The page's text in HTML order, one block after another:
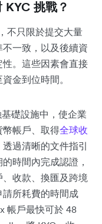
挑戰？
不只限於提交大量
一致，以及後續資
。這些因素會直接
金到位時間。
礎設施中，使企業
帳戶、取得全球收
過清晰的文件指引
時間內完成認證，
收款、換匯及跨境
所耗費的時間成
帳戶最快可於 48